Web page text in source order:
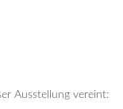
Ausstellung vereint: